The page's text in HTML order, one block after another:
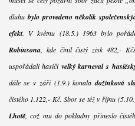
dluhu bylo provedeno několik
efekt. V květnu (18.5.) 1963 bylo
Robinsona, kde činil čistý zisk 482,-
uspořádali hasiči velký karneval s
dále se v září (1.9.) konaladožínková
čistého 1.122,- Kč. Sbor se též v říjnu
Lhotě, což mu do pokladny přineslo